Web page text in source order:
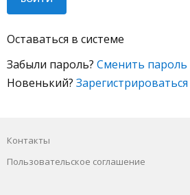
Оставаться в системе
Забыли пароль? Сменить пароль
Новенький? Зарегистрироваться
Контакты
Пользовательское соглашение